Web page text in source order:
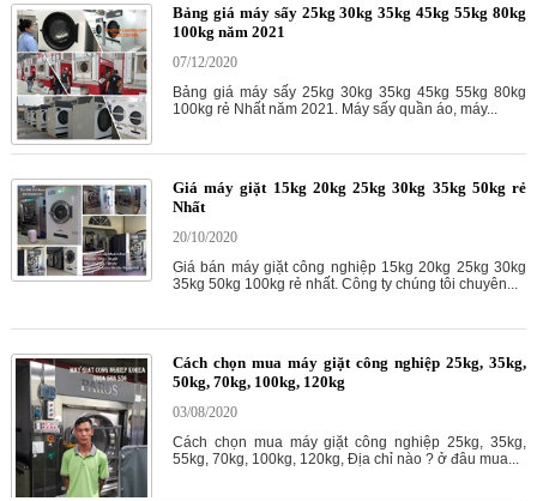
Bảng giá máy sấy 25kg 30kg 35kg 45kg 55kg 80kg
100kg năm 2021
07/12/2020
Bảng giá máy sấy 25kg 30kg 35kg 45kg 55kg 80kg
100kg rẻ Nhất năm 2021. Máy sấy quần áo, máy...
Giá máy giặt 15kg 20kg 25kg 30kg 35kg 50kg rẻ
Nhất
20/10/2020
Giá bán máy giặt công nghiệp 15kg 20kg 25kg 30kg
35kg 50kg 100kg rẻ nhất. Công ty chúng tôi chuyên...
Cách chọn mua máy giặt công nghiệp 25kg, 35kg,
50kg, 70kg, 100kg, 120kg
03/08/2020
Cách chọn mua máy giặt công nghiệp 25kg, 35kg,
55kg, 70kg, 100kg, 120kg, Địa chỉ nào ? ở đâu mua...